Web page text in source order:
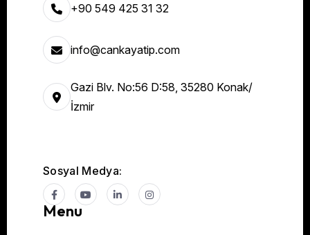
+90 549 425 31 32
info@cankayatip.com
Gazi Blv. No:56 D:58, 35280 Konak/
İzmir
Sosyal Medya:
Menu